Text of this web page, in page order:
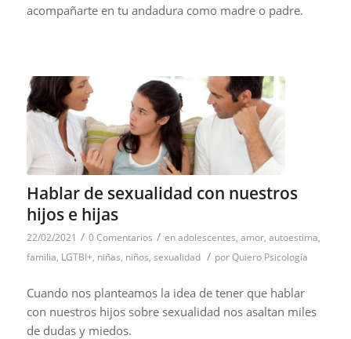
acompañarte en tu andadura como madre o padre.
Hablar de sexualidad con nuestros
hijos e hijas
22/02/2021 / 0 Comentarios / enadolescentes, amor, autoestima,
familia, LGTBI+, niñas, niños, sexualidad / porQuiero Psicología
Cuando nos planteamos la idea de tener que hablar
con nuestros hijos sobre sexualidad nos asaltan miles
de dudas y miedos.